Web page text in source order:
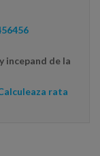
de la
rata